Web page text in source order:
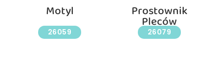
Motyl
26059
Prostownik
Pleców
26079